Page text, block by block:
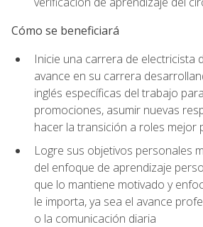
Cómo se beneficiará
Inicie una carrera de electricista
avance en su carrera
inglés específicas del trabajo
promociones, asumir nuevas
hacer la transición a roles mejor
Logre sus objetivos personales
del enfoque de aprendizaje
que lo mantiene motivado y
le importa, ya sea el avance
o la comunicación diaria